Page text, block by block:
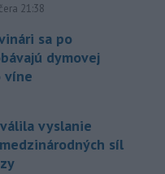
21:38
sa po
dymovej
víne
vyslanie
síl